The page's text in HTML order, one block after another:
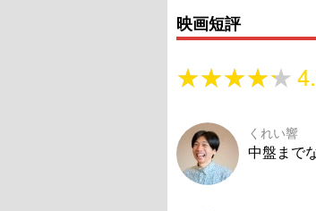
映画短評
★★★★★
★★★★★
くれい響
中盤まで